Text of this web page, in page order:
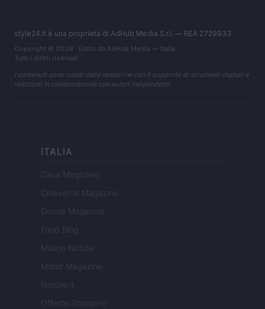
style24.it è una proprietà di AdHub Media S.r.l. — REA 2729933
Copyright © 2026 · Edito da AdHub Media — Italia
Tutti i diritti riservati
I contenuti sono curati dalla redazione con il supporto di strumenti digitali e
realizzati in collaborazione con autori indipendenti.
ITALIA
Casa Magazine
Cineverse Magazine
Donne Magazine
Food Blog
Milano Notizie
Motor Magazine
Notizie.it
Offerte Shopping